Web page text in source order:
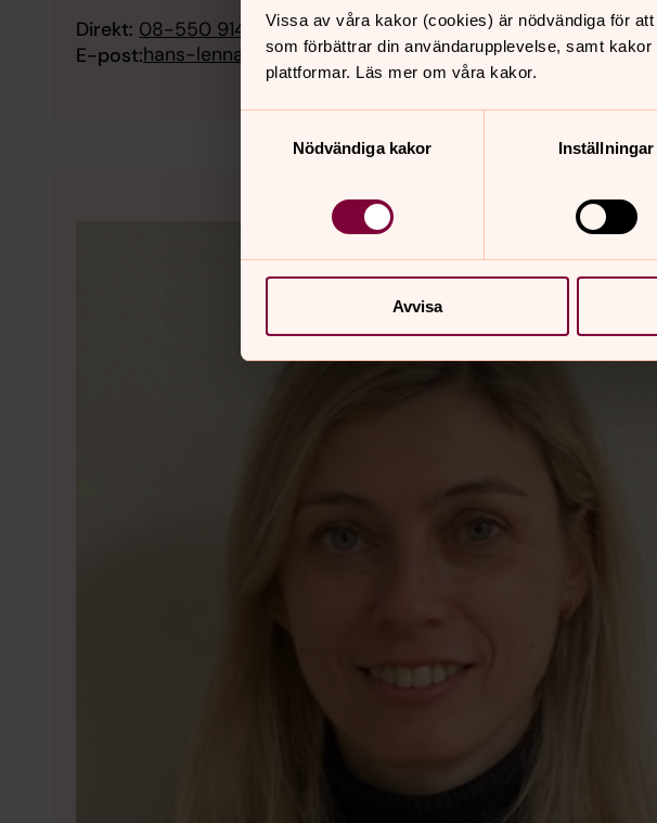
Vissa av våra kakor (cookies) är nödvändiga för
som förbättrar din användarupplevelse, samt
plattformar. Läs mer om våra kakor.
Nödvändiga kakor
Inställningar
Avvisa
Direkt: 08-550 914 66Växel: 08-550 913 50
E-post:hans-lennart.dahl@svenskakyrkan.se